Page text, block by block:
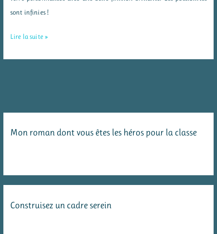
sont infinies !
Idée
en
Lire la suite »
Mon roman dont vous êtes les héros pour la classe
Construisez un cadre serein